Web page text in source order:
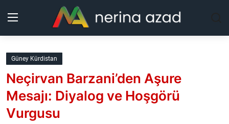
Kurdistan
Bölgeler
Yaşam
Güney Kürdistan
Neçirvan Barzani’den Aşure
Mesajı: Diyalog ve Hoşgörü
Vurgusu